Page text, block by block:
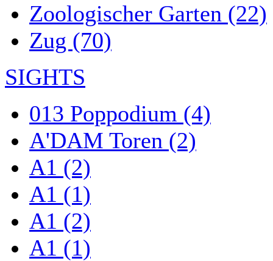
Zoologischer Garten (22)
Zug (70)
SIGHTS
013 Poppodium (4)
A'DAM Toren (2)
A1 (2)
A1 (1)
A1 (2)
A1 (1)